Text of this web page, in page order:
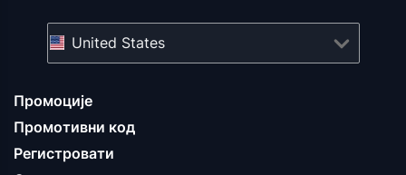
Промоције
Промотивни код
Регистровати
United States